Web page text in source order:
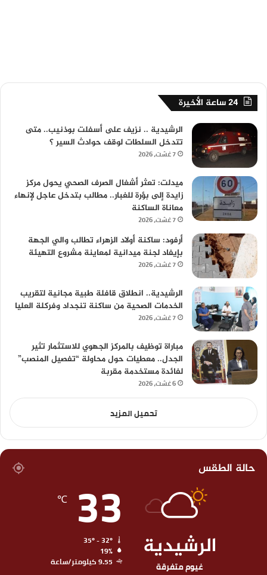
24 ساعة الأخيرة
الرشيدية .. نزيف على أسفلت بوذنيب.. متى
تتدخل السلطات لوقف حوادث السير ؟
7 غشت، 2026
ميدلت: تعثر أشغال الصرف الصحي يحول مركز
زايدة إلى بؤرة للغبار.. مطالب بتدخل عاجل لإنهاء
معاناة الساكنة
7 غشت، 2026
أرفود: ساكنة أولاد الزهراء تطالب والي الجهة
بإيفاد لجنة ميدانية لمعاينة مشروع التهيئة
7 غشت، 2026
الرشيدية.. انطلاق قافلة طبية مجانية لتقريب
الخدمات الصحية من ساكنة تنجداد وفركلة العليا
7 غشت، 2026
مباراة توظيف بالمركز الجهوي للاستثمار تثير
الجدل.. معطيات حول محاولة “تفصيل المنصب”
لفائدة مستخدمة مقربة
6 غشت، 2026
تحميل المزيد
حالة الطقس
الرشيدية
غيوم متفرقة
33
℃
19%
9.55 كيلومتر/ساعة